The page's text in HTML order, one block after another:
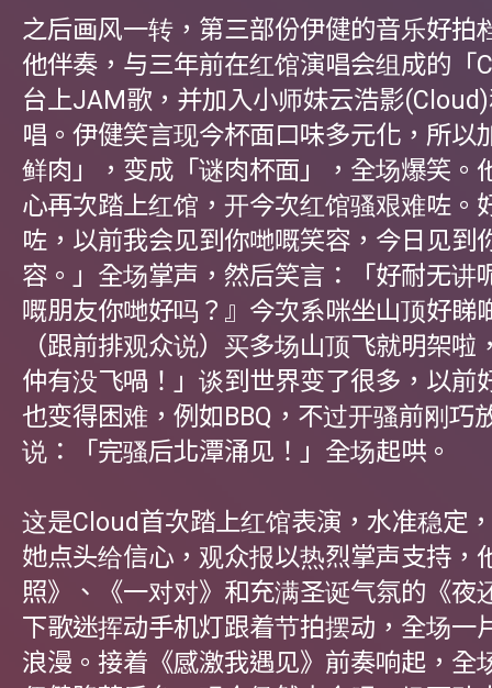
之后画风一转，第三部份伊健的音乐好拍
他伴奏，与三年前在红馆演唱会组成的「
台上JAM歌，并加入小师妹云浩影
唱。伊健笑言现今杯面口味多元化，所以
鲜肉」，变成「谜肉杯面」，全场爆笑。
心再次踏上红馆，开今次红馆骚艰难咗。
咗，以前我会见到你哋嘅笑容，今日见到
容。」全场掌声，然后笑言：「好耐无讲
嘅朋友你哋好吗？』今次系咪坐山顶好睇
（跟前排观众说）买多场山顶飞就明架啦
仲有没飞喎！」谈到世界变了很多，以前
也变得困难，例如BBQ，不过开骚前刚巧
说：「完骚后北潭涌见！」全场起哄。
这是Cloud首次踏上红馆表演，水准稳定
她点头给信心，观众报以热烈掌声支持，
照》、《一对对》和充满圣诞气氛的《夜
下歌迷挥动手机灯跟着节拍摆动，全场一
浪漫。接着《感激我遇见》前奏响起，全